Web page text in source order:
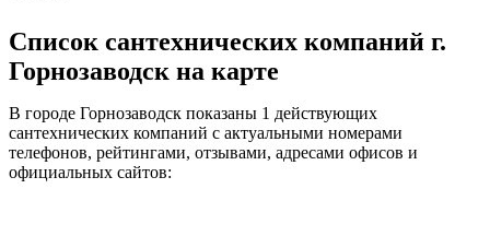
Список сантехнических компаний г.
Горнозаводск на карте
В городе Горнозаводск показаны 1 действующих
сантехнических компаний с актуальными номерами
телефонов, рейтингами, отзывами, адресами офисов и
официальных сайтов: